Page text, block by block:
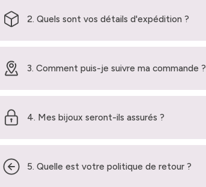
2. Quels sont vos détails d'expédition ?
3. Comment puis-je suivre ma commande ?
4. Mes bijoux seront-ils assurés ?
5. Quelle est votre politique de retour ?